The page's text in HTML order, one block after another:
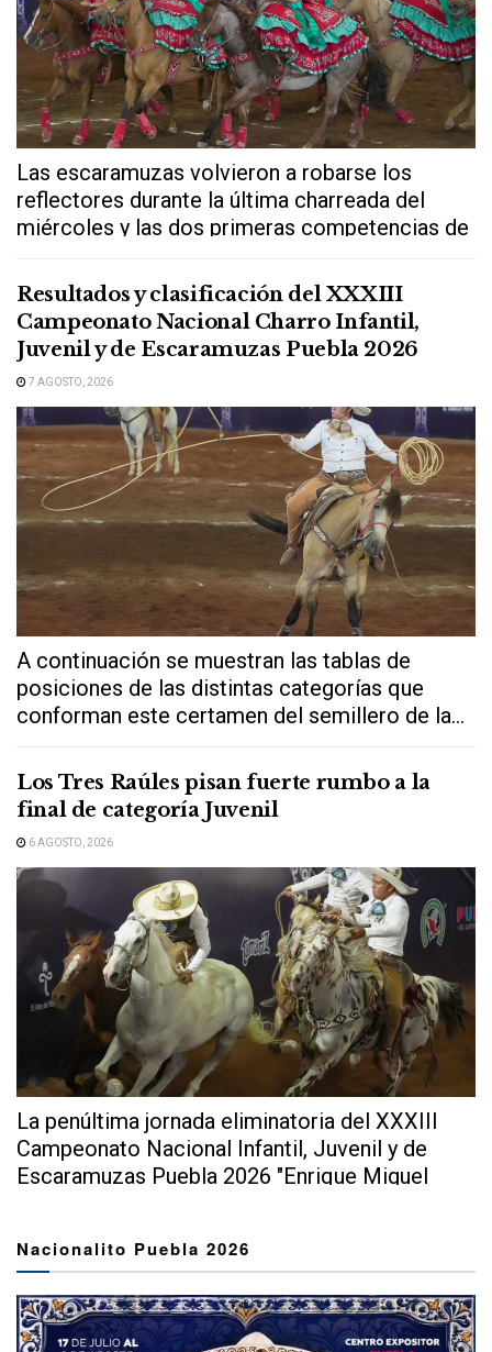
Las escaramuzas volvieron a robarse los
reflectores durante la última charreada del
miércoles y las dos primeras competencias de
Resultados y clasificación del XXXIII
Campeonato Nacional Charro Infantil,
Juvenil y de Escaramuzas Puebla 2026
7 AGOSTO, 2026
A continuación se muestran las tablas de
posiciones de las distintas categorías que
conforman este certamen del semillero de la...
Los Tres Raúles pisan fuerte rumbo a la
final de categoría Juvenil
6 AGOSTO, 2026
La penúltima jornada eliminatoria del XXXIII
Campeonato Nacional Infantil, Juvenil y de
Escaramuzas Puebla 2026 "Enrique Miguel
Nacionalito Puebla 2026